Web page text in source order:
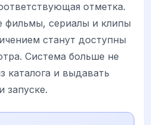
отметка.
фильмы, сериалы и клипы
станут доступны
Система больше не
каталога и выдавать
запуске.